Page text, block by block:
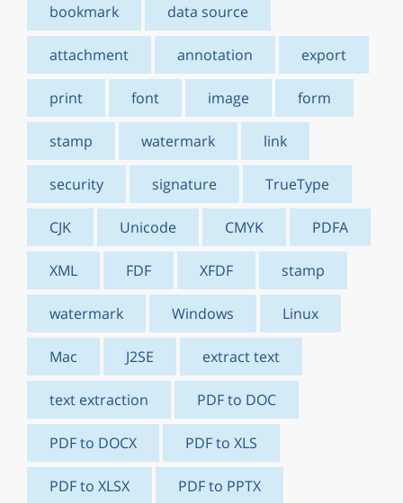
bookmark data source
attachment annotation export
print font image form
stamp watermark link
security signature TrueType
CJK Unicode CMYK PDFA
XML FDF XFDF stamp
watermark Windows Linux
Mac J2SE extract text
text extraction PDF to DOC
PDF to DOCX PDF to XLS
PDF to XLSX PDF to PPTX